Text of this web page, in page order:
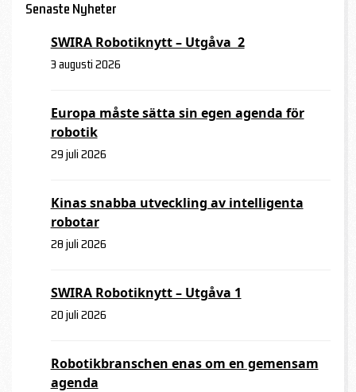
Senaste Nyheter
SWIRA Robotiknytt – Utgåva 2
3 augusti 2026
Europa måste sätta sin egen agenda för
robotik
29 juli 2026
Kinas snabba utveckling av intelligenta
robotar
28 juli 2026
SWIRA Robotiknytt – Utgåva 1
20 juli 2026
Robotikbranschen enas om en gemensam
agenda